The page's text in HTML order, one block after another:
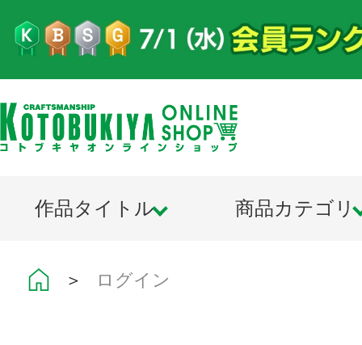
作品タイトル 商品カテゴリ
＞ ログイン